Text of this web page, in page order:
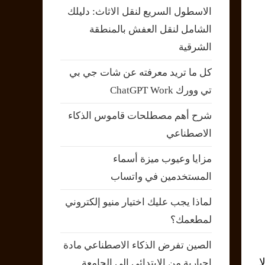
الاسطول السريع لنقل الاثاث: دليلك
الشامل لنقل العفش بالمنطقة
الشرقية
كل ما تريد معرفته عن شات جي بي
تي وورك ChatGPT Work
شرح أهم مصطلحات قاموس الذكاء
الاصطناعي
مزايا وعيوب ميزة أسماء
المستخدمين في واتساب
لماذا يجب عليك اختيار منيو إلكتروني
لمطعمك؟
الصين تفرض الذكاء الاصطناعي مادة